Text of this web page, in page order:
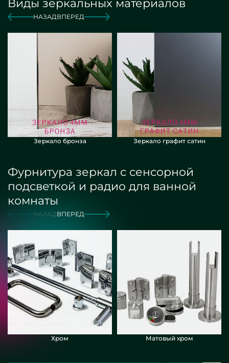
Виды зеркальных материалов
НАЗАДВПЕРЕД
Зеркало бронза Зеркало графит сатин
Фурнитура зеркал с сенсорной
подсветкой и радио для ванной
комнаты
НАЗАДВПЕРЕД
Хром Матовый хром